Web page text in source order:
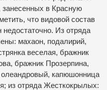
в Красную
что видовой состав
Из отряда
махаон, подалирий,
веселая, бражник
бражник Прозерпина,
капюшонница
из отряда Жесткокрылых: